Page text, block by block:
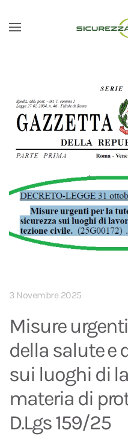
Passa al contenuto
3 Novembre 2025
Misure
della salute e
sui luoghi di
materia di
D.Lgs 159/25